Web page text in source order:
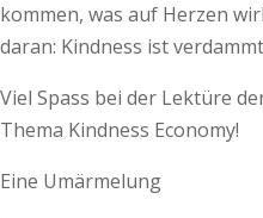
kommen, was auf Herzen
daran: Kindness ist
Viel Spass bei der Lektüre
Thema Kindness Economy!
Eine Umärmelung